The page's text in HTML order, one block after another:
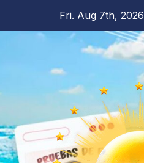
Fri. Aug 7th, 2026